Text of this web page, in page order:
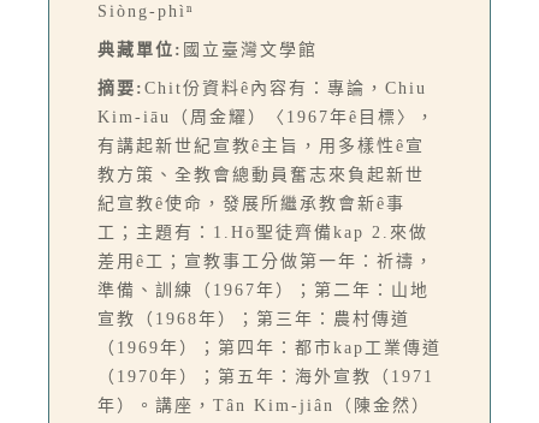
Siòng-phìⁿ
典藏單位: 國立臺灣文學館
摘要: Chit份資料ê內容有：專論，Chiu
Kim-iāu（周金耀）〈1967年ê目標〉，
有講起新世紀宣教ê主旨，用多樣性ê宣
教方策、全教會總動員奮志來負起新世
紀宣教ê使命，發展所繼承教會新ê事
工；主題有：1.Hō͘聖徒齊備kap 2.來做
差用ê工；宣教事工分做第一年：祈禱，
準備、訓練（1967年）；第二年：山地
宣教（1968年）；第三年：農村傳道
（1969年）；第四年：都市kap工業傳道
（1970年）；第五年：海外宣教（1971
年）。講座，Tân Kim-jiân（陳金然）